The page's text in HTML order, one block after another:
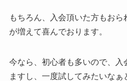
もちろん、入会頂いた方もおら
が増えて喜んでおります。
今なら、初心者も多いので、入
ますし、一度試してみたいなぁ